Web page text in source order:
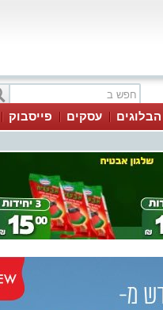
הבלוגים עסקים
פייסבוק